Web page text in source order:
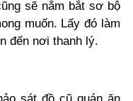
sẽ nắm bắt sơ bộ
muốn. Lấy đó làm
đến nơi thanh lý.